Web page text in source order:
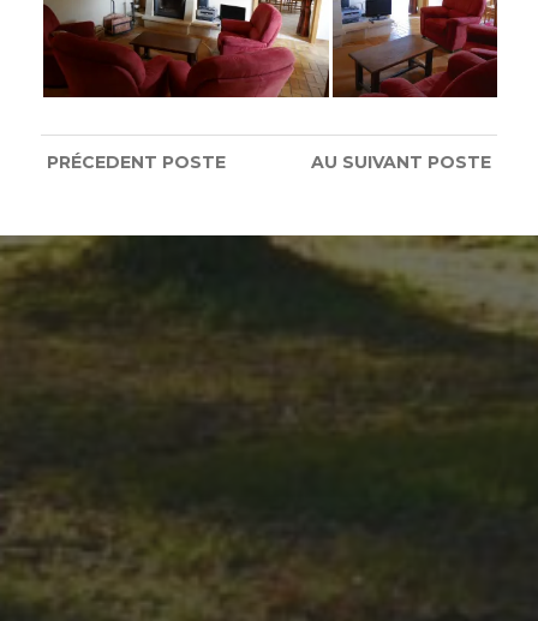
AU SUIVANT POSTE
PRÉCEDENT POSTE